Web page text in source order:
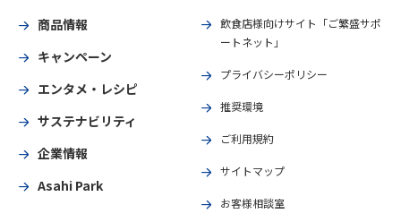
商品情報
キャンペーン
エンタメ・レシピ
サステナビリティ
企業情報
Asahi Park
飲食店様向けサイト「ご繁盛サポ
ートネット」
プライバシーポリシー
推奨環境
ご利用規約
サイトマップ
お客様相談室